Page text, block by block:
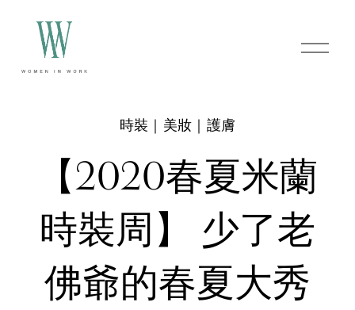
O
p
【2020春夏米蘭
時裝周】 少了老
佛爺的春夏大秀
時裝｜美妝｜護膚